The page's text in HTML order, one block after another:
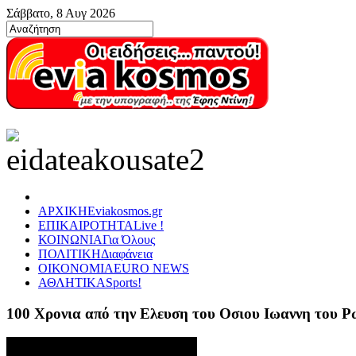
Σάββατο, 8 Αυγ 2026
ΑΡΧΙΚΗEviakosmos.gr
ΕΠΙΚΑΙΡΟΤΗΤΑLive !
ΚΟΙΝΩΝΙΑΓια Όλους
ΠΟΛΙΤΙΚΗΔιαφάνεια
ΟΙΚΟΝΟΜΙΑEURO NEWS
ΑΘΛΗΤΙΚΑSports!
100 Χρονια από την Ελευση του Οσιου Ιωαννη του